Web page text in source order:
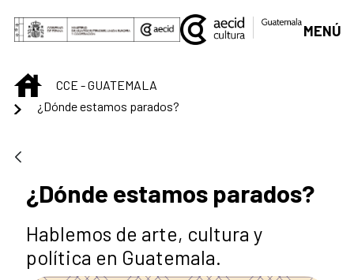
Saltar al contenido principal
MENÚ
INICIOCCE - GUATEMALA
¿Dónde estamos parados?
¿Dónde estamos parados?
Hablemos de arte, cultura y
política en Guatemala.